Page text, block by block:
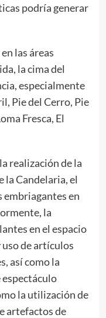
podría generar
las áreas
la cima del
especialmente
Pie del Cerro, Pie
Fresca, El
realización de la
la Candelaria, el
embriagantes en
la
en el espacio
de artículos
así como la
la utilización de
artefactos de